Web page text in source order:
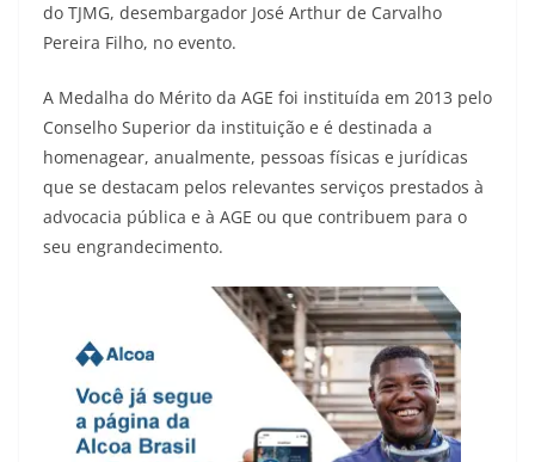
do TJMG, desembargador José Arthur de Carvalho
Pereira Filho, no evento.
A Medalha do Mérito da AGE foi instituída em 2013 pelo
Conselho Superior da instituição e é destinada a
homenagear, anualmente, pessoas físicas e jurídicas
que se destacam pelos relevantes serviços prestados à
advocacia pública e à AGE ou que contribuem para o
seu engrandecimento.